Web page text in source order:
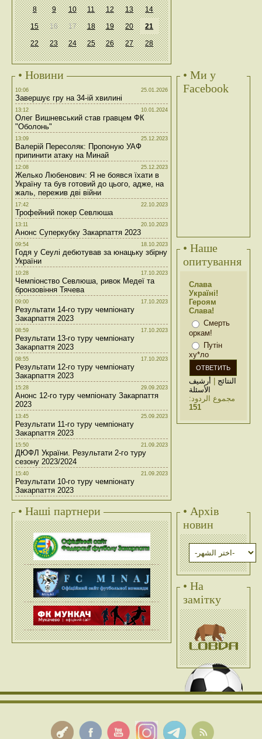
8 9 10 11 12 13 14
15 16 17 18 19 20 21
22 23 24 25 26 27 28
• Новини
10:06 25.01.2026
Завершує гру на 34-ій хвилині
13:12 10.01.2024
Олег Вишневський став гравцем ФК
"Оболонь"
13:09 25.12.2023
Валерій Пересоляк: Пропоную УАФ
припинити атаку на Минай
12:08 25.12.2023
Желько Любенович: Я не боявся їхати в
Україну та був готовий до цього, адже, на
жаль, пережив дві війни
17:42 22.10.2023
Трофейний покер Севлюша
13:11 20.10.2023
Анонс Суперкубку Закарпаття 2023
09:54 18.10.2023
Годя у Сеулі дебютував за юнацьку збірну
України
10:28 17.10.2023
Чемпіонство Севлюша, ривок Медеї та
бронзовіння Тячева
09:00 17.10.2023
Результати 14-го туру чемпіонату
Закарпаття 2023
08:59 17.10.2023
Результати 13-го туру чемпіонату
Закарпаття 2023
08:55 17.10.2023
Результати 12-го туру чемпіонату
Закарпаття 2023
15:28 29.09.2023
Анонс 12-го туру чемпіонату Закарпаття
2023
13:45 25.09.2023
Результати 11-го туру чемпіонату
Закарпаття 2023
15:50 21.09.2023
ДЮФЛ України. Результати 2-го туру
сезону 2023/2024
15:40 21.09.2023
Результати 10-го туру чемпіонату
Закарпаття 2023
• Ми у
Facebook
• Наше
опитування
Слава
Україні!
Героям
Слава!
Смерть
оркам!
Путін
ху*ло
النتائج | أرشيف
الأسئلة
مجموع الردود:
151
• Наші партнери
• Архів
новин
• На
замітку